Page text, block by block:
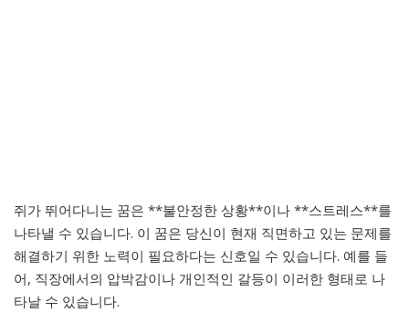
쥐가 뛰어다니는 꿈은 **불안정한 상황**이나 **스트레스**를
나타낼 수 있습니다. 이 꿈은 당신이 현재 직면하고 있는 문제를
해결하기 위한 노력이 필요하다는 신호일 수 있습니다. 예를 들
어, 직장에서의 압박감이나 개인적인 갈등이 이러한 형태로 나
타날 수 있습니다.